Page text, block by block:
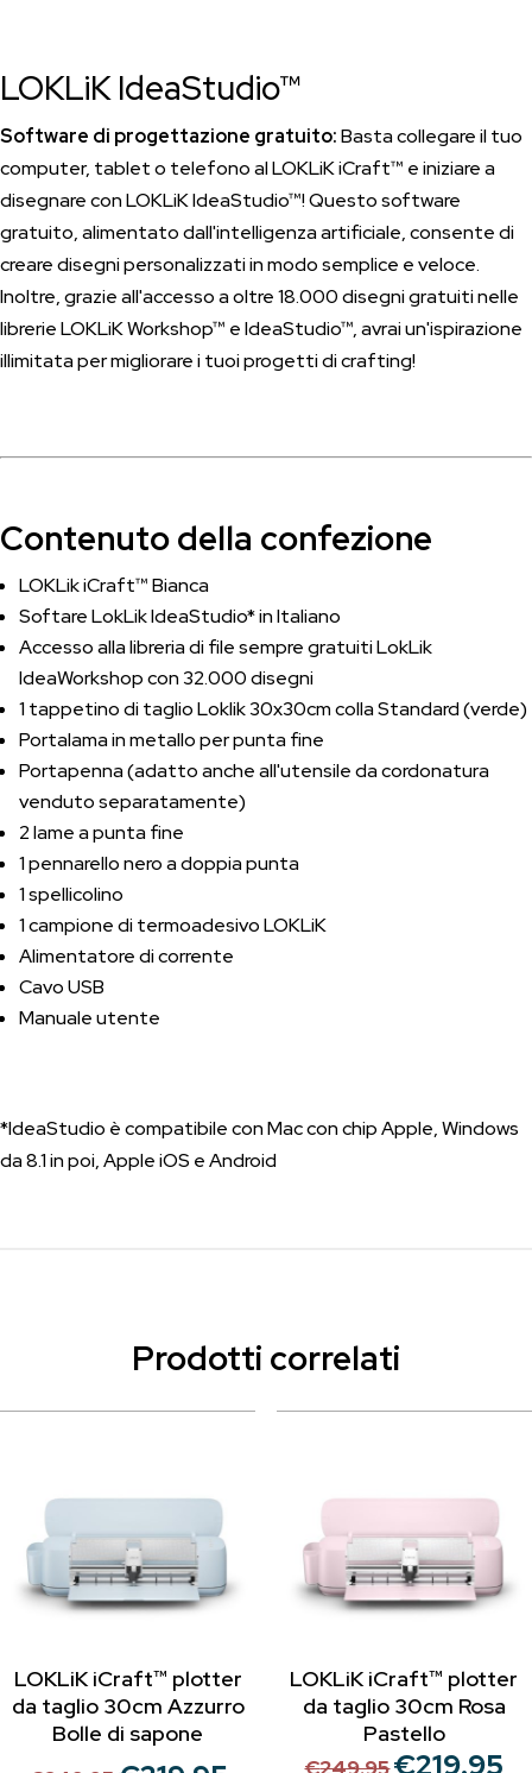
LOKLiK IdeaStudio™
Software di progettazione gratuito:Basta collegare il tuo
computer, tablet o telefono al LOKLiK iCraft™ e iniziare a
disegnare con LOKLiK IdeaStudio™! Questo software
gratuito, alimentato dall'intelligenza artificiale, consente di
creare disegni personalizzati in modo semplice e veloce.
Inoltre, grazie all'accesso a oltre 18.000 disegni gratuiti nelle
librerie LOKLiK Workshop™ e IdeaStudio™, avrai un'ispirazione
illimitata per migliorare i tuoi progetti di crafting!
Contenuto della confezione
LOKLik iCraft™ Bianca
Softare LokLik IdeaStudio* in Italiano
Accesso alla libreria di file sempre gratuiti LokLik
IdeaWorkshop con 32.000 disegni
1 tappetino di taglio Loklik 30x30cm colla Standard (verde)
Portalama in metallo per punta fine
Portapenna (adatto anche all'utensile da cordonatura
venduto separatamente)
2 lame a punta fine
1 pennarello nero a doppia punta
1 spellicolino
1 campione di termoadesivo LOKLiK
Alimentatore di corrente
Cavo USB
Manuale utente
*IdeaStudio è compatibile con Mac con chip Apple, Windows
da 8.1 in poi, Apple iOS e Android
Prodotti correlati
LOKLiK iCraft™ plotter
da taglio 30cm Azzurro
Bolle di sapone
LOKLiK iCraft™ plotter
da taglio 30cm Rosa
Pastello
Il
€219.95